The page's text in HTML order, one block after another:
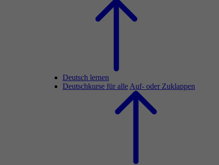
Deutsch lernen
Deutschkurse für alle Auf- oder Zuklappen